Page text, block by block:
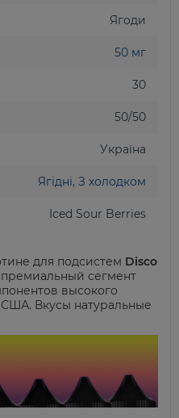
Ягоди
50 мг
30
50/50
Україна
Ягідні, З холодком
Iced Sour Berries
для подсистем Disco
сегмент
высокого
США. Вкусы натуральные